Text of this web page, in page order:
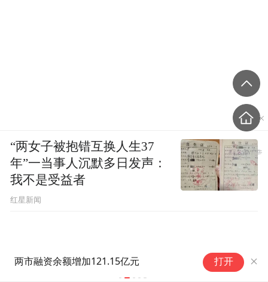
两市融资余额增加121.15亿元
广东：拟深
系试点和跨
打开
“两女子被抱错互换人生37
年”一当事人沉默多日发声：
我不是受益者
红星新闻